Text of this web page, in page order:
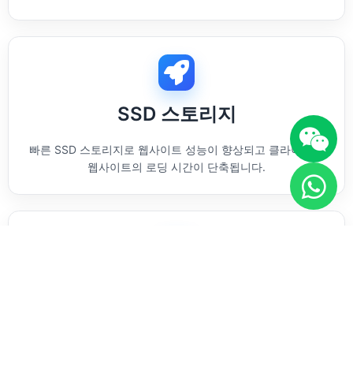
SSD 스토리지
빠른 SSD 스토리지로 웹사이트 성능이 향상되고 클라이언트
웹사이트의 로딩 시간이 단축됩니다.